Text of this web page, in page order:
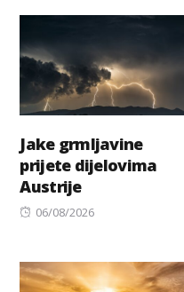
Jake grmljavine
prijete dijelovima
Austrije
Posted
06/08/2026